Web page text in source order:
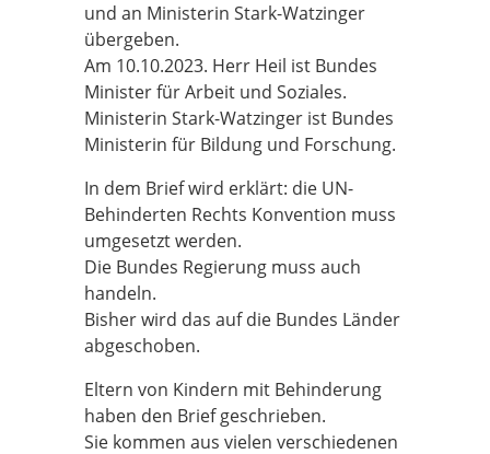
und an Ministerin Stark-Watzinger
übergeben.
Am 10.10.2023. Herr Heil ist Bundes
Minister für Arbeit und Soziales.
Ministerin Stark-Watzinger ist Bundes
Ministerin für Bildung und Forschung.
In dem Brief wird erklärt: die UN-
Behinderten Rechts Konvention muss
umgesetzt werden.
Die Bundes Regierung muss auch
handeln.
Bisher wird das auf die Bundes Länder
abgeschoben.
Eltern von Kindern mit Behinderung
haben den Brief geschrieben.
Sie kommen aus vielen verschiedenen